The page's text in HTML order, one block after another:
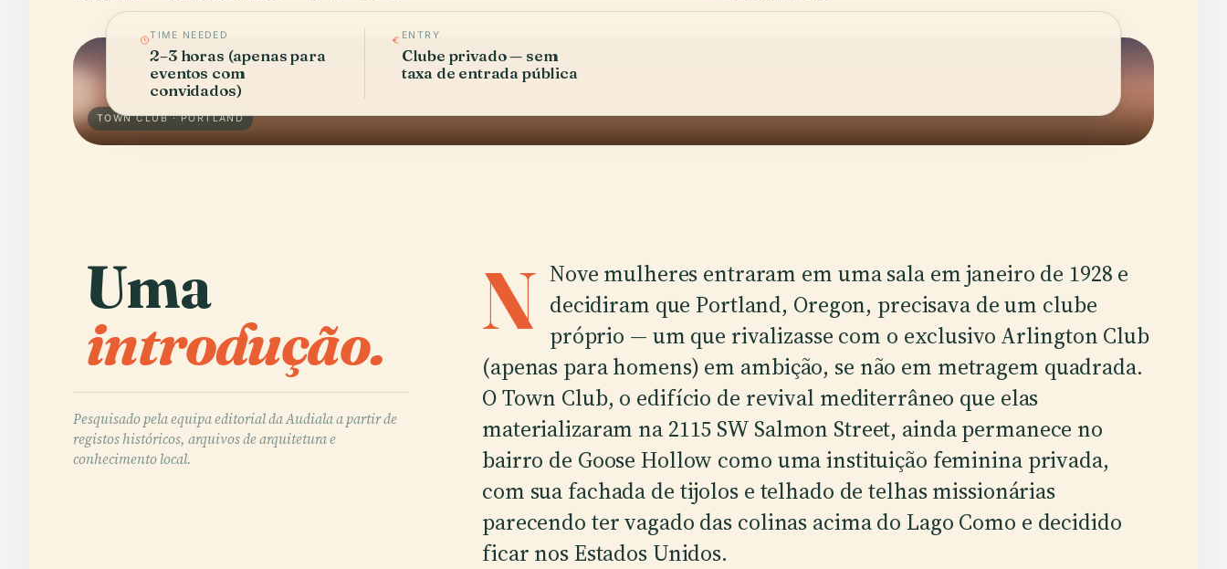
TOWN CLUB · PORTLAND
TIME NEEDED
2–3 horas (apenas para
eventos com
convidados)
ENTRY
Clube privado — sem
taxa de entrada pública
Uma
introdução.
Pesquisado pela equipa editorial da Audiala a partir de
registos históricos, arquivos de arquitetura e
conhecimento local.
N Nove mulheres entraram em uma sala em janeiro de 1928 e
decidiram que Portland, Oregon, precisava de um clube
próprio — um que rivalizasse com o exclusivo Arlington Club
(apenas para homens) em ambição, se não em metragem quadrada.
O Town Club, o edifício de revival mediterrâneo que elas
materializaram na 2115 SW Salmon Street, ainda permanece no
bairro de Goose Hollow como uma instituição feminina privada,
com sua fachada de tijolos e telhado de telhas missionárias
parecendo ter vagado das colinas acima do Lago Como e decidido
ficar nos Estados Unidos.